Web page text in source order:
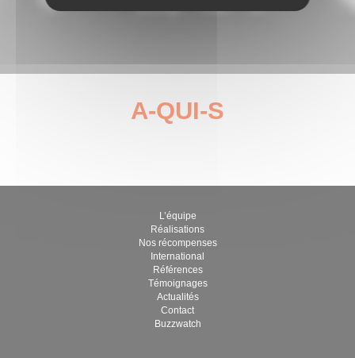
A-QUI-S
L’équipe
Réalisations
Nos récompenses
International
Références
Témoignages
Actualités
Contact
Buzzwatch